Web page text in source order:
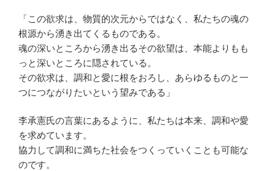
「この欲求は、物質的次元からではなく、私たちの魂の
根源から湧き出てくるものである。
魂の深いところから湧き出るその欲望は、本能よりもも
っと深いところに隠されている。
その欲求は、調和と愛に根をおろし、あらゆるものと一
つにつながりたいという望みである」
李承憲氏の言葉にあるように、私たちは本来、調和や愛
を求めています。
協力して調和に満ちた社会をつくっていくことも可能な
のです。